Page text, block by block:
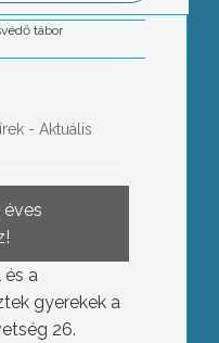
tábor
- Aktuális
a
gyerekek a
26.